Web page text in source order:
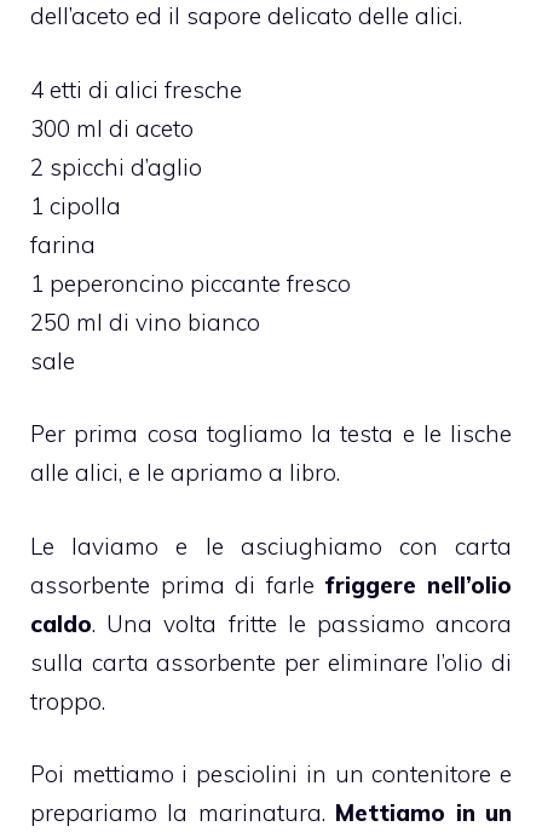
dell’aceto ed il sapore delicato delle alici.
4 etti di alici fresche
300 ml di aceto
2 spicchi d’aglio
1 cipolla
farina
1 peperoncino piccante fresco
250 ml di vino bianco
sale
Per prima cosa togliamo la testa e le lische
alle alici, e le apriamo a libro.
Le laviamo e le asciughiamo con carta
assorbente prima di farle friggere nell’olio
caldo. Una volta fritte le passiamo ancora
sulla carta assorbente per eliminare l’olio di
troppo.
Poi mettiamo i pesciolini in un contenitore e
prepariamo la marinatura. Mettiamo in un